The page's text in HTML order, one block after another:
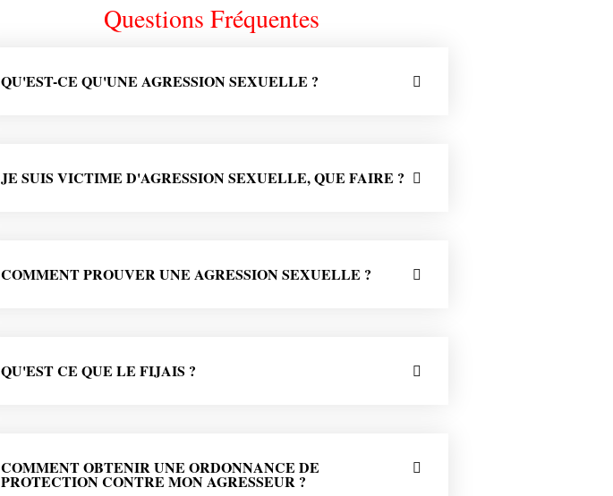
Questions Fréquentes
QU'EST-CE QU'UNE AGRESSION SEXUELLE ?
JE SUIS VICTIME D'AGRESSION SEXUELLE, QUE FAIRE ?
COMMENT PROUVER UNE AGRESSION SEXUELLE ?
QU'EST CE QUE LE FIJAIS ?
COMMENT OBTENIR UNE ORDONNANCE DE
PROTECTION CONTRE MON AGRESSEUR ?